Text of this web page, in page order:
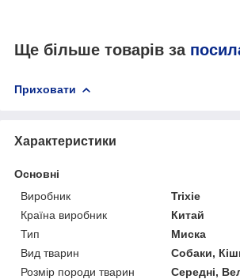
Ще більше товарів за
Приховати
Характеристики
Основні
Виробник
Trixie
Країна виробник
Китай
Тип
Миска
Вид тварин
Собаки,
Розмір породи тварин
Середні,